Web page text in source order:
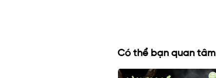
Có thể bạn quan tâm